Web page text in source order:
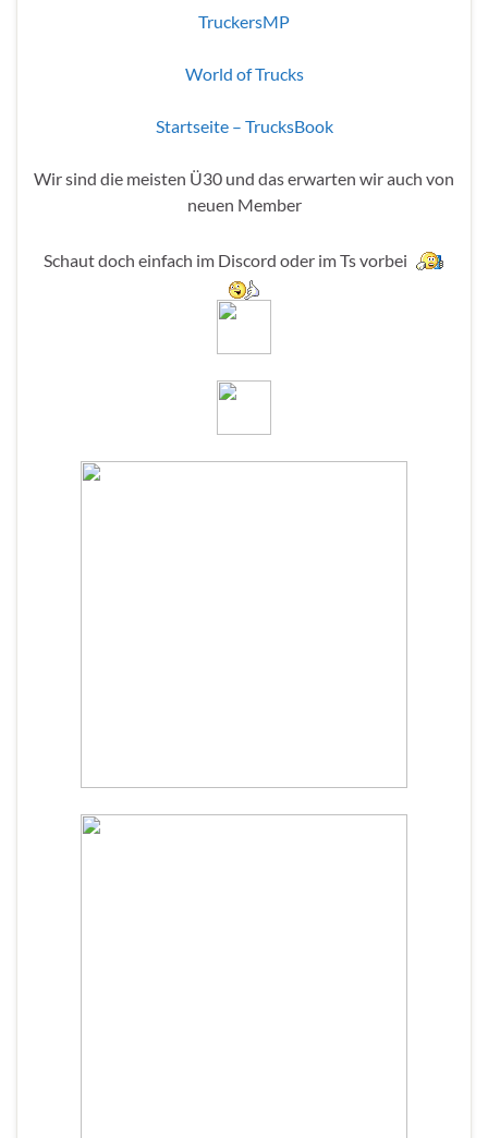
TruckersMP
World of Trucks
Startseite – TrucksBook
Wir sind die meisten Ü30 und das erwarten wir auch von
neuen Member
Schaut doch einfach im Discord oder im Ts vorbei